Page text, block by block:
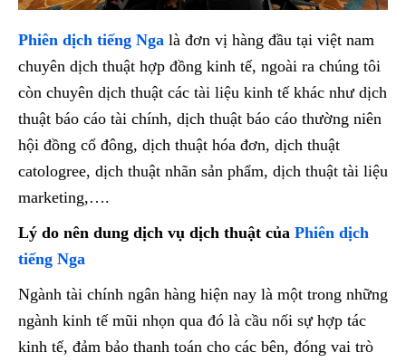
Phiên dịch tiếng Nga là đơn vị hàng đầu tại việt nam
chuyên dịch thuật hợp đồng kinh tế, ngoài ra chúng tôi
còn chuyên dịch thuật các tài liệu kinh tế khác như dịch
thuật báo cáo tài chính, dịch thuật báo cáo thường niên
hội đồng cổ đông, dịch thuật hóa đơn, dịch thuật
catologree, dịch thuật nhãn sản phẩm, dịch thuật tài liệu
marketing,….
Lý do nên dung dịch vụ dịch thuật của Phiên dịch
tiếng Nga
Ngành tài chính ngân hàng hiện nay là một trong những
ngành kinh tế mũi nhọn qua đó là cầu nối sự hợp tác
kinh tế, đảm bảo thanh toán cho các bên, đóng vai trò